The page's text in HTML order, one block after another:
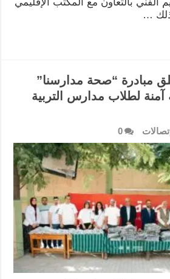
…
مبادرة “صحة مدارسنا”
آمنة لطلاب مدارس التربية
إتصالات 0